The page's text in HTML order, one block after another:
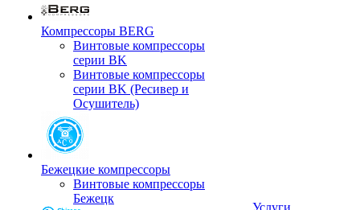
Компрессоры BERG
Винтовые компрессоры
серии BK
Винтовые компрессоры
серии BK (Ресивер и
Осушитель)
Бежецкие компрессоры
Винтовые компрессоры
Бежецк
Услуги